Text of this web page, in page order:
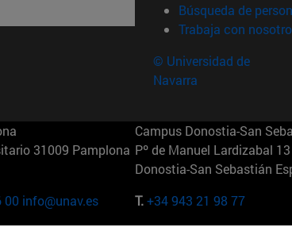
Búsqueda de
Trabaja con
© Universidad de
Navarra
31009 Pamplona
00 info@unav.es
Campus Donostia-San
Pº de Manuel Lardizabal
Donostia-San Sebastián
T.+34 943 21 98 77